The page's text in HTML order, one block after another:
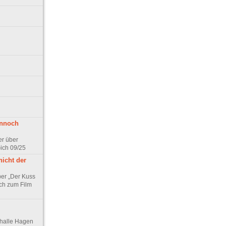
über
09/25
der
„Der Kuss
zum Film
Hagen